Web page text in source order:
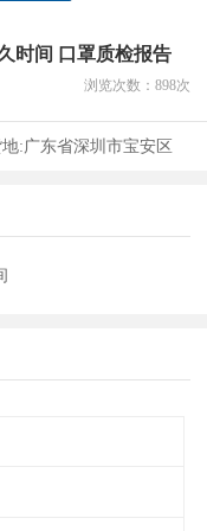
时间 口罩质检报告
浏览次数： 898次
:广东省深圳市宝安区